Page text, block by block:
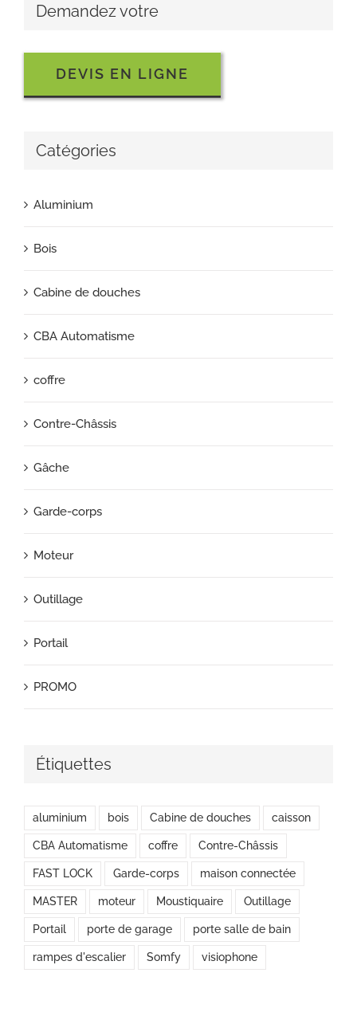
Demandez votre
DEVIS EN LIGNE
Catégories
Aluminium
Bois
Cabine de douches
CBA Automatisme
coffre
Contre-Châssis
Gâche
Garde-corps
Moteur
Outillage
Portail
PROMO
Étiquettes
aluminium bois Cabine de douches caisson
CBA Automatisme coffre Contre-Châssis
FAST LOCK Garde-corps maison connectée
MASTER moteur Moustiquaire Outillage
Portail porte de garage porte salle de bain
rampes d'escalier Somfy visiophone